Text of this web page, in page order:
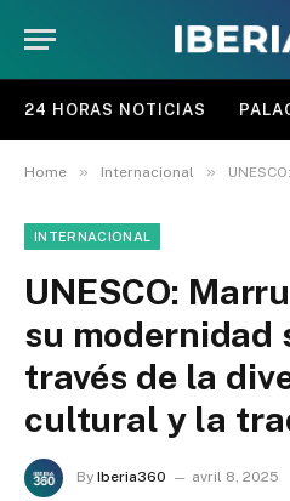
24 HORAS NOTICIAS
Home » Internacional » UNESCO: Marruecos
INTERNACIONAL
UNESCO:
su modernidad
través de la
cultural y la
By Iberia360 avril 8, 2025